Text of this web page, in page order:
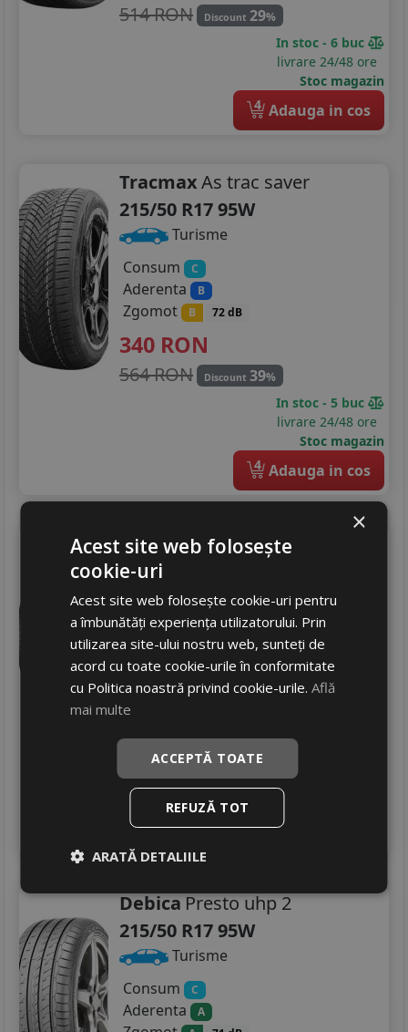
514 RON Discount 29%
In stoc - 6 buc
livrare 24/48 ore
Stoc magazin
4 Adauga in cos
TracmaxAs trac saver
215/50 R17 95W
Turisme
Consum
C
Aderenta B
Zgomot B 72 dB
340 RON
564 RON Discount 39%
In stoc - 5 buc
livrare 24/48 ore
Stoc magazin
4 Adauga in cos
DebicaNavigator 3
215/50 R17 95V
Turisme
Consum B
Aderenta C
Zgomot B 72 dB
540 RON
750 RON Discount28%
livrare 24/48 ore
4 Adauga in cos
DebicaPresto uhp 2
215/50 R17 95W
Turisme
Consum
C
Aderenta A
×
Acest site web folosește
cookie-uri
Acest site web folosește cookie-uri pentru
a îmbunătăți experiența utilizatorului. Prin
utilizarea site-ului nostru web, sunteți de
acord cu toate cookie-urile în conformitate
cu Politica noastră privind cookie-urile.Află
mai multe
ACCEPTĂ TOATE
REFUZĂ TOT
ARATĂ DETALIILE